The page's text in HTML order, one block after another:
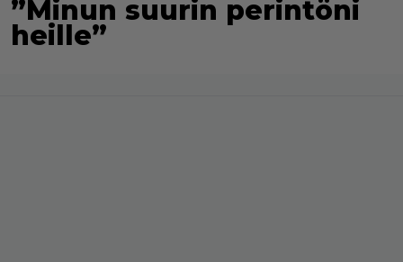
”Minun suurin perintöni
heille”